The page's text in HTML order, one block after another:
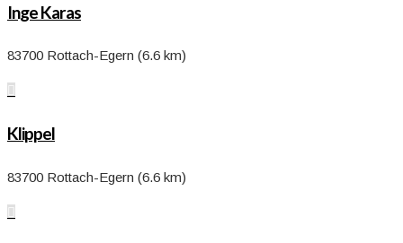
Inge Karas
83700 Rottach-Egern (6.6 km)

Klippel
83700 Rottach-Egern (6.6 km)
